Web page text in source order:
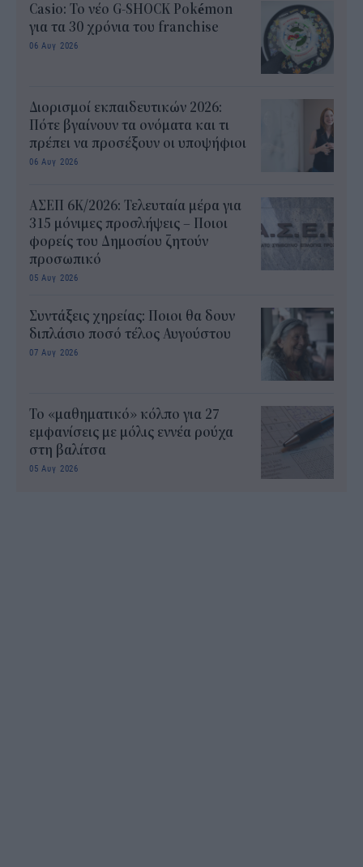
Casio: Το νέο G-SHOCK Pokémon
για τα 30 χρόνια του franchise
06 Αυγ 2026
Διορισμοί εκπαιδευτικών 2026:
Πότε βγαίνουν τα ονόματα και τι
πρέπει να προσέξουν οι υποψήφιοι
06 Αυγ 2026
ΑΣΕΠ 6Κ/2026: Τελευταία μέρα για
315 μόνιμες προσλήψεις – Ποιοι
φορείς του Δημοσίου ζητούν
προσωπικό
05 Αυγ 2026
Συντάξεις χηρείας: Ποιοι θα δουν
διπλάσιο ποσό τέλος Αυγούστου
07 Αυγ 2026
Το «μαθηματικό» κόλπο για 27
εμφανίσεις με μόλις εννέα ρούχα
στη βαλίτσα
05 Αυγ 2026